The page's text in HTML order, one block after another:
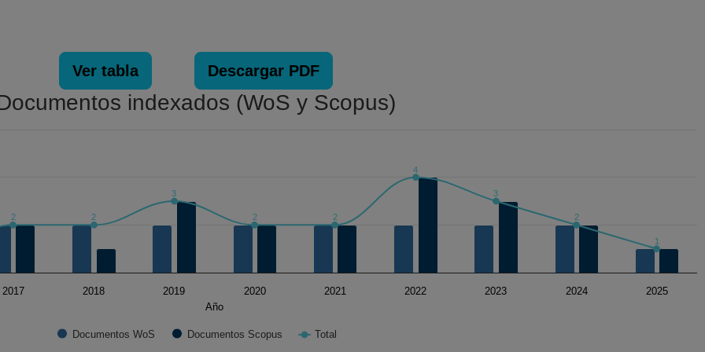
Scientific Data, Reino Unido (2025)
Taxon, Estados Unidos America (2018)
Ver tabla Descargar PDF
indexados (WoS y Scopus)
Data ranges from 1 to 4.
Año
2 2
3
2 2
4
3
2
1
Documentos WoS Documentos Scopus Total
2017 2018 2019 2020 2021 2022 2023 2024 2025